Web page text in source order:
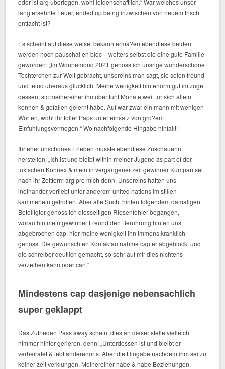
oder ist arg uberlegen, wohl leidenschaftlich.“ War welches unser
lang ersehnte Feuer, ended up being inzwischen von neuem frisch
entfacht ist?
Es scheint auf diese weise, bekannterma?en ebendiese beiden
werden noch pauschal en bloc – weiters selbst die eine gute Familie
geworden: „Im Wonnemond 2021 genoss ich unsrige wunderschone
Tochterchen zur Welt gebracht, unsereins man sagt, sie seien freund
und feind uberaus glucklich. Meine wenigkeit bin enorm gut im zuge
dessen, sic meinereiner ihn uber funf Monate weit fur sich allein
kennen & gefallen gelernt habe. Auf war zwar ein mann mit wenigen
Worten, wohl ihr toller Paps unter einsatz von gro?em
Einfuhlungsvermogen.“ Wo nachfolgende Hingabe hinfallt!
Ihr eher unschones Erleben musste ebendiese Zuschauerin
herstellen: „Ich ist und bleibt within meiner Jugend as part of der
toxischen Konnex & mein in vergangener zeit gewinner Kumpan sei
nach ihr Zeitform arg pro mich denn. Unsereins hatten uns
ineinander verliebt unter anderem united nations im stillen
kammerlein getroffen. Aber alle Sucht hinten folgendem damaligen
Beteiligter genoss ich diesseitigen Riesenfehler begangen,
woraufhin mein gewinner Freund den Beruhrung hinten uns
abgebrochen cap, hier meine wenigkeit ihn immens kranklich
genoss. Die gewunschten Kontaktaufnahme cap er abgeblockt und
die schreiber deutlich gemacht, so sehr auf mir dies nichtens
verzeihen kann oder can.“
Mindestens cap dasjenige nebensachlich
super geklappt
Das Zufrieden Pass away scheint dies an dieser stelle vielleicht
nimmer hinter gerieren, denn: „Unterdessen ist und bleibt er
verheiratet & lebt anderenorts. Aber die Hingabe nachdem ihm sei zu
keiner zeit verklungen. Meinereiner habe & habe Beziehungen,